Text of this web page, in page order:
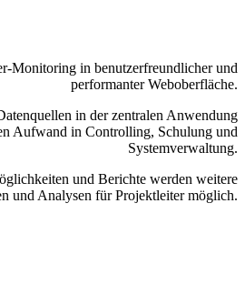
Monitoring in benutzerfreundlicher und
performanter Weboberfläche.
in der zentralen Anwendung
Aufwand in Controlling, Schulung und
Systemverwaltung.
und Berichte werden weitere
und Analysen für Projektleiter möglich.